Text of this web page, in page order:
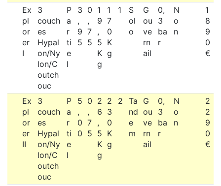
Ex
pl
or
er
I
3
couch
es
Hypal
on/Ny
lon/C
outch
ouc
P
a
r
ti
e
l
3
,
9
5
0
,
7
5
1
9
,
5
K
g
1
7
0
K
g
1
S
ol
o
G
ou
ve
rn
ail
0,
3
ba
r
N
o
n
1
8
9
0
€
Ex
pl
or
er
II
3
couch
es
Hypal
on/Ny
lon/C
outch
ouc
P
a
r
ti
e
l
5
,
0
0
0
,
7
5
2
6
,
5
K
g
2
3
0
K
g
2
Ta
nd
e
m
G
ou
ve
rn
ail
0,
3
ba
r
N
o
n
2
2
9
0
€